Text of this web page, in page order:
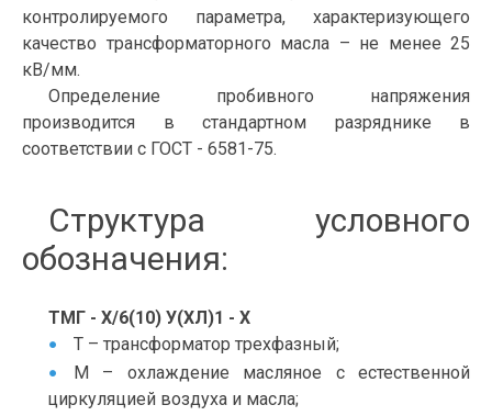
контролируемого параметра, характеризующего
качество трансформаторного масла – не менее 25
кВ/мм.
Определение пробивного напряжения
производится в стандартном разряднике в
соответствии с ГОСТ - 6581-75.
Структура условного
обозначения:
ТМГ - Х/6(10) У(ХЛ)1 - Х
Т – трансформатор трехфазный;
М – охлаждение масляное с естественной
циркуляцией воздуха и масла;